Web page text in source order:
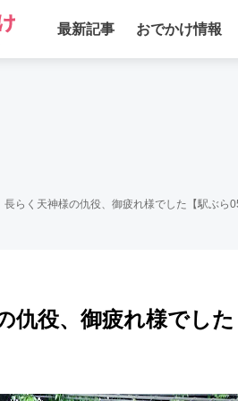
最新記事 おでかけ情報
長らく天神様の仇役、御疲れ様でした【駅ぶ
仇役、御疲れ様でし